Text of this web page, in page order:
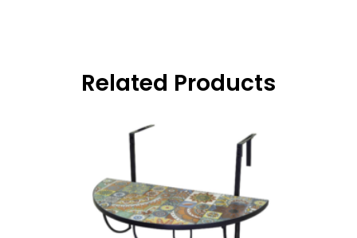
Related Products